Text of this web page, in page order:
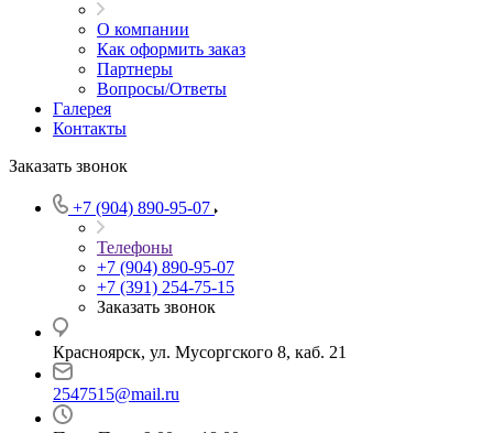
О компании
Как оформить заказ
Партнеры
Вопросы/Ответы
Галерея
Контакты
Заказать звонок
+7 (904) 890-95-07
Телефоны
+7 (904) 890-95-07
+7 (391) 254-75-15
Заказать звонок
Красноярск, ул. Мусоргского 8, каб. 21
2547515@mail.ru